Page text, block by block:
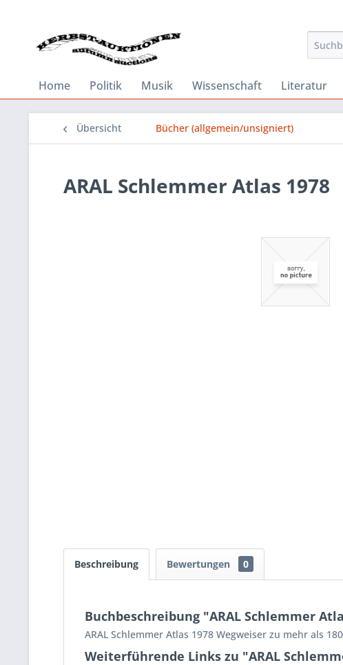
Home Politik Musik Wissenschaft Literatur
Übersicht Bücher (allgemein/unsigniert)
ARAL Schlemmer Atlas 1978
Beschreibung Bewertungen 0
Buchbeschreibung "ARAL Schlemmer
ARAL Schlemmer Atlas 1978 Wegweiser zu mehr als
Weiterführende Links zu "ARAL